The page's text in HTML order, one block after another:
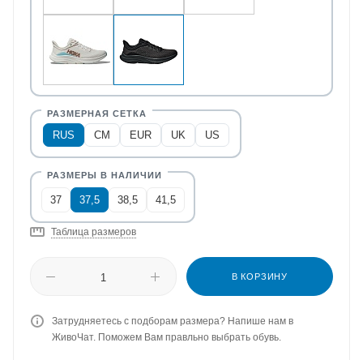
RUS CM EUR UK US
37 37,5 38,5 41,5
Таблица размеров
В КОРЗИНУ
Затрудняетесь с подборам размера? Напише нам в
ЖивоЧат. Поможем Вам правльно выбрать обувь.